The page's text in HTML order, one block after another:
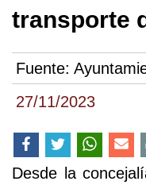
27/11/2023
transporte
Fuente:
Desde la